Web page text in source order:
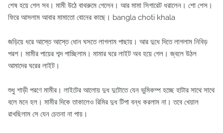
শেষ হয়ে গেল সব। মামী উঠে বাথরুমে গেলেন। আর মামা সিগারেট ধরালেন। শো শেস।
ফিরে আসলাম আবার মামাতো বোনের কাছে। bangla choti khala
জড়িয়ে ধরে আস্তে আস্তে ধোন ঘসতে লাগলাম পাছায়। আর দুধে দিতে লাগলাম নিবিড়
পরশ। মামীর পায়ের শব্দ পাচ্ছিলাম। মামার ঘরে লাইট অব হয়ে গেল। জ্বলে উঠল
আমাদের ঘরের লাইট।
শুধু শাড়ী পরণে মামীর। লাইটের আলোয় দুধ দুটোতে যেন ভুমিকম্প হচ্ছে হাটার সাথে সাথে
বলে মনে হল। মামীর দিকে তাকালেও রিমির দুধ টিপা বন্ধ করলাম না। তবে খেয়াল
রাখছিলাম সে যেন চেতনা না পায়।